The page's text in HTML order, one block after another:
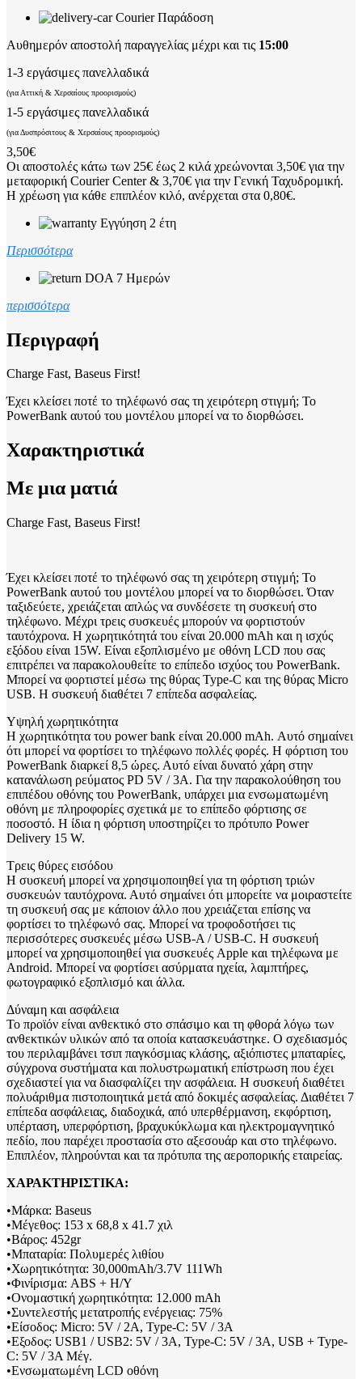
Courier Παράδοση
Αυθημερόν αποστολή παραγγελίας μέχρι και τις 15:00
1-3 εργάσιμες πανελλαδικά
(για Αττική & Χερσαίους προορισμούς)
1-5 εργάσιμες πανελλαδικά
(για Δυσπρόσιτους & Χερσαίους προορισμούς)
3,50€
Οι αποστολές κάτω των 25€ έως 2 κιλά χρεώνονται 3,50€ για την
μεταφορική Courier Center & 3,70€ για την Γενική Ταχυδρομική.
Η χρέωση για κάθε επιπλέον κιλό, ανέρχεται στα 0,80€.
Εγγύηση 2 έτη
Περισσότερα
DOA 7 Ημερών
περισσότερα
Περιγραφή
Charge Fast, Baseus First!
Έχει κλείσει ποτέ το τηλέφωνό σας τη χειρότερη στιγμή; Το
PowerBank αυτού του μοντέλου μπορεί να το διορθώσει.
Χαρακτηριστικά
Με μια ματιά
Charge Fast, Baseus First!
Έχει κλείσει ποτέ το τηλέφωνό σας τη χειρότερη στιγμή; Το
PowerBank αυτού του μοντέλου μπορεί να το διορθώσει. Όταν
ταξιδεύετε, χρειάζεται απλώς να συνδέσετε τη συσκευή στο
τηλέφωνο. Μέχρι τρεις συσκευές μπορούν να φορτιστούν
ταυτόχρονα. Η χωρητικότητά του είναι 20.000 mAh και η ισχύς
εξόδου είναι 15W. Είναι εξοπλισμένο με οθόνη LCD που σας
επιτρέπει να παρακολουθείτε το επίπεδο ισχύος του PowerBank.
Μπορεί να φορτιστεί μέσω της θύρας Type-C και της θύρας Micro
USB. Η συσκευή διαθέτει 7 επίπεδα ασφαλείας.
Υψηλή χωρητικότητα
Η χωρητικότητα του power bank είναι 20.000 mAh. Αυτό σημαίνει
ότι μπορεί να φορτίσει το τηλέφωνο πολλές φορές. Η φόρτιση του
PowerBank διαρκεί 8,5 ώρες. Αυτό είναι δυνατό χάρη στην
κατανάλωση ρεύματος PD 5V / 3A. Για την παρακολούθηση του
επιπέδου οθόνης του PowerBank, υπάρχει μια ενσωματωμένη
οθόνη με πληροφορίες σχετικά με το επίπεδο φόρτισης σε
ποσοστό. Η ίδια η φόρτιση υποστηρίζει το πρότυπο Power
Delivery 15 W.
Τρεις θύρες εισόδου
Η συσκευή μπορεί να χρησιμοποιηθεί για τη φόρτιση τριών
συσκευών ταυτόχρονα. Αυτό σημαίνει ότι μπορείτε να μοιραστείτε
τη συσκευή σας με κάποιον άλλο που χρειάζεται επίσης να
φορτίσει το τηλέφωνό σας. Μπορεί να τροφοδοτήσει τις
περισσότερες συσκευές μέσω USB-A / USB-C. Η συσκευή
μπορεί να χρησιμοποιηθεί για συσκευές Apple και τηλέφωνα με
Android. Μπορεί να φορτίσει ασύρματα ηχεία, λαμπτήρες,
φωτογραφικό εξοπλισμό και άλλα.
Δύναμη και ασφάλεια
Το προϊόν είναι ανθεκτικό στο σπάσιμο και τη φθορά λόγω των
ανθεκτικών υλικών από τα οποία κατασκευάστηκε. Ο σχεδιασμός
του περιλαμβάνει τσιπ παγκόσμιας κλάσης, αξιόπιστες μπαταρίες,
σύγχρονα συστήματα και πολυστρωματική επίστρωση που έχει
σχεδιαστεί για να διασφαλίζει την ασφάλεια. Η συσκευή διαθέτει
πολυάριθμα πιστοποιητικά μετά από δοκιμές ασφαλείας. Διαθέτει 7
επίπεδα ασφάλειας, διαδοχικά, από υπερθέρμανση, εκφόρτιση,
υπέρταση, υπερφόρτιση, βραχυκύκλωμα και ηλεκτρομαγνητικό
πεδίο, που παρέχει προστασία στο αξεσουάρ και στο τηλέφωνο.
Επιπλέον, πληρούνται και τα πρότυπα της αεροπορικής εταιρείας.
ΧΑΡΑΚΤΗΡΙΣΤΙΚΑ:
•Μάρκα: Baseus
•Μέγεθος: 153 x 68,8 x 41.7 χιλ
•Βάρος: 452gr
•Mπαταρία: Πολυμερές λιθίου
•Χωρητικότητα: 30,000mAh/3.7V 111Wh
•Φινίρισμα: ABS + Η/Υ
•Ονομαστική χωρητικότητα: 12.000 mAh
•Συντελεστής μετατροπής ενέργειας: 75%
•Είσοδος: Micro: 5V / 2A, Type-C: 5V / 3A
•Εξοδος: USB1 / USB2: 5V / 3A, Type-C: 5V / 3A, USB + Type-
C: 5V / 3A Μέγ.
•Ενσωματωμένη LCD οθόνη